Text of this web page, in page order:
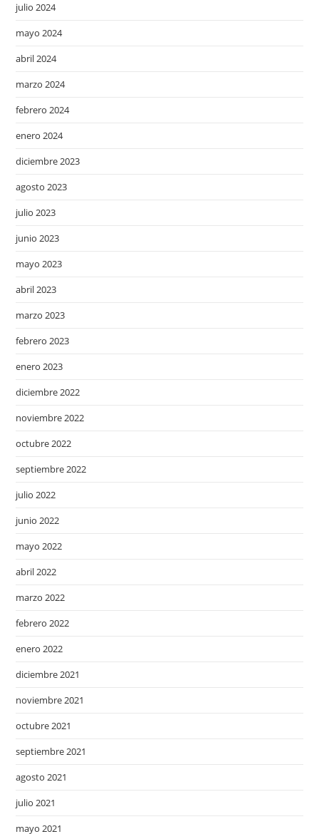
julio 2024
mayo 2024
abril 2024
marzo 2024
febrero 2024
enero 2024
diciembre 2023
agosto 2023
julio 2023
junio 2023
mayo 2023
abril 2023
marzo 2023
febrero 2023
enero 2023
diciembre 2022
noviembre 2022
octubre 2022
septiembre 2022
julio 2022
junio 2022
mayo 2022
abril 2022
marzo 2022
febrero 2022
enero 2022
diciembre 2021
noviembre 2021
octubre 2021
septiembre 2021
agosto 2021
julio 2021
mayo 2021